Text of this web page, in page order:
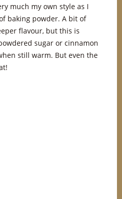
much my own style as I
baking powder. A bit of
flavour, but this is
sugar or cinnamon
still warm. But even the